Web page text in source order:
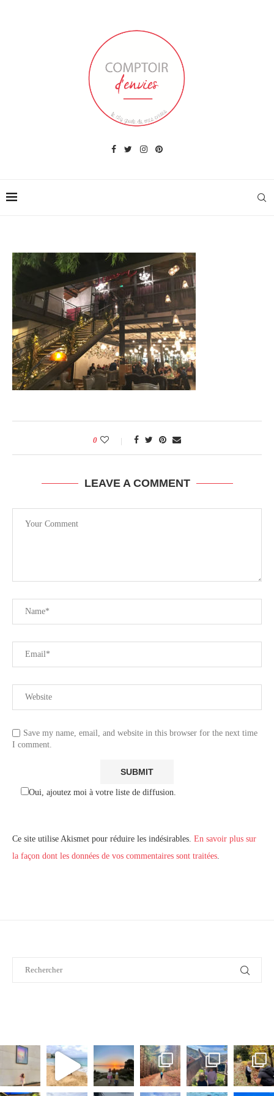
0
LEAVE A COMMENT
Save my name, email, and website in this browser for the next time
I comment.
Oui, ajoutez moi à votre liste de diffusion.
Ce site utilise Akismet pour réduire les indésirables. En savoir plus sur
la façon dont les données de vos commentaires sont traitées.